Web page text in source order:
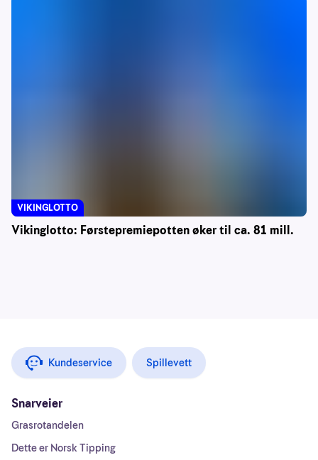
Vikinglotto: Førstepremiepotten øker til ca. 81 mill.
VIKINGLOTTO
Kundeservice Spillevett
Snarveier
Grasrotandelen
Dette er Norsk Tipping